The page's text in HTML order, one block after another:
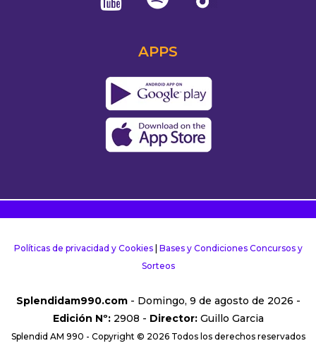
APPS
Políticas de privacidad y Cookies| Bases y Condiciones Concursos y
Sorteos
Splendidam990.com- Domingo, 9 de agosto de 2026 -
Edición Nº:2908 - Director:Guillo Garcia
Splendid AM 990 - Copyright © 2026 Todos los derechos reservados